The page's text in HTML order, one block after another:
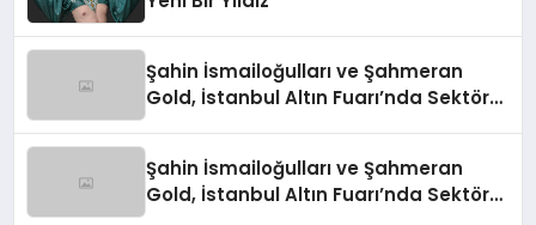
Şahin İsmailoğulları ve Şahmeran
Gold, İstanbul Altın Fuarı’nda Sektöre
Şahin İsmailoğulları ve Şahmeran
Gold, İstanbul Altın Fuarı’nda Sektöre